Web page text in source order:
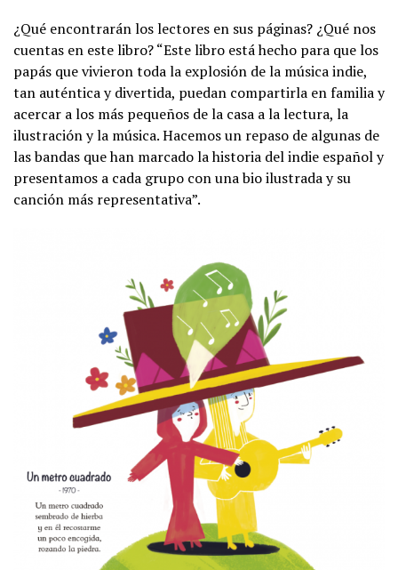
¿Qué encontrarán los lectores en sus páginas? ¿Qué nos
cuentas en este libro? “Este libro está hecho para que los
papás que vivieron toda la explosión de la música indie,
tan auténtica y divertida, puedan compartirla en familia y
acercar a los más pequeños de la casa a la lectura, la
ilustración y la música. Hacemos un repaso de algunas de
las bandas que han marcado la historia del indie español y
presentamos a cada grupo con una bio ilustrada y su
canción más representativa”.